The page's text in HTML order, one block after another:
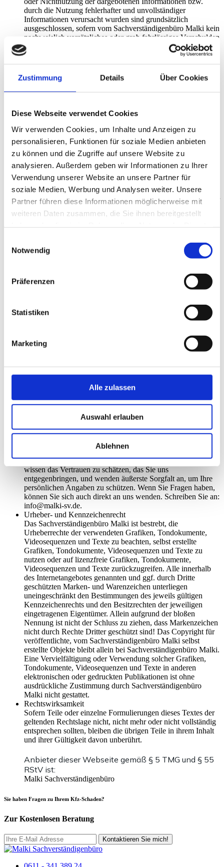
Zustimmung Details Über Cookies
Diese Webseite verwendet Cookies
Wir verwenden Cookies, um Inhalte und Anzeigen zu
personalisieren, Funktionen für soziale Medien anbieten
zu können und die Zugriffe auf unsere Website zu
analysieren. Außerdem geben wir Informationen zu Ihrer
Verwendung unserer Website an unsere Partner für
soziale Medien, Werbung und Analysen weiter. Unsere
Partner führen diese Informationen möglicherweise mit
weiteren Daten zusammen, die Sie ihnen bereitgestellt
Notwendig
Präferenzen
Statistiken
Marketing
Alle zulassen
Auswahl erlauben
Ablehnen
durch die Nutzung fehlerhafter und unvollständiger
Informationen verursacht wurden sind grundsätzlich
ausgeschlossen, sofern vom Sachverständigenbüro Malki kein
nachweislich vorsätzliches oder grob fahrlässiges Verschulden
vorliegt.
Hinweis zur Problematik von externen Links
Das Sachverständigenbüro Malki ist als Inhaltsanbieter für die
eigenen Inhalte, die es zur Nutzung bereithält, nach den
allgemeinen Gesetzen verantwortlich.
Von diesen eigenen Inhalten sind Querverweise (»Links«) auf
unterscheiden.
Diese fremden Inhalte stammen weder von uns, noch haben
wir die Möglichkeit, den Inhalt von Seiten Dritter zu
beeinflussen. Die Inhalte fremder Seiten, auf die wir mittels
Links hinweisen, spiegeln nicht unsere die Meinung wieder,
sondern dienen lediglich der Information und wurden durch
uns zum Zeitpunkt der Linksetzung in Augenschein
genommen.
Das Sachverständigenbüro Malki haftet nicht für fremde
Inhalte, auf die es lediglich im oben genannten Sinne
hinweist. Die Verantwortlichkeit liegt alleine bei dem Anbieter
Speicherung von Zugriffsdaten
Bei jeder Anforderung einer Datei aus dieser Internetpräsenz
– der Seite, von der aus die Datei angefordert wurde
– der übertragenen Datenmenge
– dem Zugriffsstatus (Datei übertragen, Datei nicht gefunden
– einer Beschreibung des Typs des verwendeten
Webbrowsers sowie
statistischen Zwecken ausgewertet, eine Weitergabe an Dritte,
Daten« sind Informationen, die genutzt werden können, um
Ihre Identität zu erfahren. Darunter fallen Informationen wie
Ihr Name, Adresse, Postanschrift, Telefonnummer, E-Mail-
Adresse. Hinsichtlich Ihrer personenbezogenen Daten weisen
der anwendbaren Datenschutzbestimmungen gespeichert
und/oder übertragen werden. Im Übrigen werden
personenbezogene Daten absolut vertraulich behandelt und
nur mit gesonderter Zustimmung an Dritte weitergeleitet. Wir
wissen das Vertrauen zu schätzen, das Sie uns
entgegenbringen, und wenden äußerste Sorgfalt an, um Ihre
persönlichen Angaben zu schützen. Wenn Sie Fragen haben,
können Sie sich auch direkt an uns wenden. Schreiben Sie an:
info@malki-sv.de.
Urheber- und Kennzeichenrecht
Das Sachverständigenbüro Malki ist bestrebt, die
Urheberrechte der verwendeten Grafiken, Tondokumente,
Videosequenzen und Texte zu beachten, selbst erstellte
Grafiken, Tondokumente, Videosequenzen und Texte zu
nutzen oder auf lizenzfreie Grafiken, Tondokumente,
Videosequenzen und Texte zurückzugreifen. Alle innerhalb
des Internetangebotes genannten und ggf. durch Dritte
geschützten Marken- und Warenzeichen unterliegen
uneingeschränkt den Bestimmungen des jeweils gültigen
Kennzeichenrechts und den Besitzrechten der jeweiligen
eingetragenen Eigentümer. Allein aufgrund der bloßen
Nennung ist nicht der Schluss zu ziehen, dass Markenzeichen
nicht durch Rechte Dritter geschützt sind! Das Copyright für
veröffentlichte, vom Sachverständigenbüro Malki selbst
erstellte Objekte bleibt allein bei Sachverständigenbüro Malki.
Eine Vervielfältigung oder Verwendung solcher Grafiken,
Tondokumente, Videosequenzen und Texte in anderen
elektronischen oder gedruckten Publikationen ist ohne
ausdrückliche Zustimmung durch Sachverständigenbüro
Malki nicht gestattet.
Rechtswirksamkeit
Sofern Teile oder einzelne Formulierungen dieses Textes der
geltenden Rechtslage nicht, nicht mehr oder nicht vollständig
entsprechen sollten, bleiben die übrigen Teile in ihrem Inhalt
und ihrer Gültigkeit davon unberührt.
Anbieter dieser Webseite gemäß § 5 TMG und § 55
RStV ist:
Malki Sachverständigenbüro
Sie haben Fragen zu Ihrem Kfz-Schaden?
Zur Kostenlosen Beratung
Kontaktieren Sie mich!